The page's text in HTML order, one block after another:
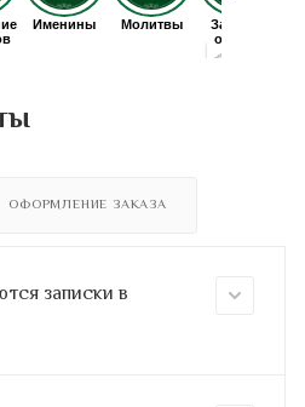
ОФОРМЛЕНИЕ ЗАКАЗА
записки в